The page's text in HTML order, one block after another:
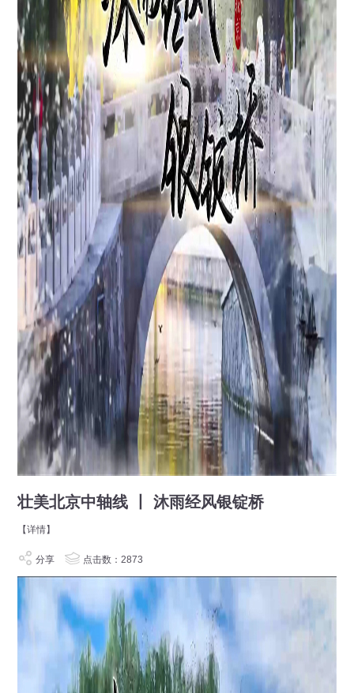
壮美北京中轴线 丨 沐雨经风银锭桥
【详情】
分享 点击数：2873